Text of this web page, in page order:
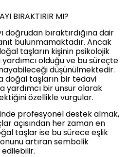
BIRAKTIRIR MI?
doğrudan bıraktırdığına dair
bulunmamaktadır. Ancak
taşların kişinin psikolojik
olduğu ve bu süreçte
düşünülmektedir.
doğal taşların bir tedavi
yardımcı bir unsur olarak
özellikle vurgular.
profesyonel destek almak,
açısından her zaman en
taşlar ise bu sürece eşlik
artıran sembolik